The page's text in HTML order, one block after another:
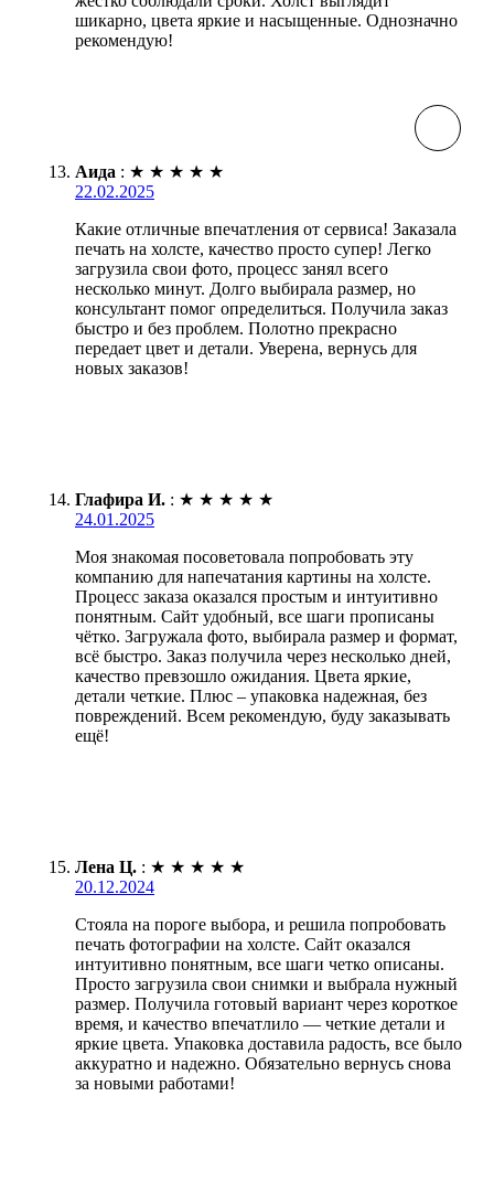
шикарно, цвета яркие и насыщенные. Однозначно
рекомендую!
Аида : ★ ★ ★ ★ ★
22.02.2025
Какие отличные впечатления от сервиса! Заказала
печать на холсте, качество просто супер! Легко
загрузила свои фото, процесс занял всего
несколько минут. Долго выбирала размер, но
консультант помог определиться. Получила заказ
быстро и без проблем. Полотно прекрасно
передает цвет и детали. Уверена, вернусь для
новых заказов!
Глафира И. : ★ ★ ★ ★ ★
24.01.2025
Моя знакомая посоветовала попробовать эту
компанию для напечатания картины на холсте.
Процесс заказа оказался простым и интуитивно
понятным. Сайт удобный, все шаги прописаны
чётко. Загружала фото, выбирала размер и формат,
всё быстро. Заказ получила через несколько дней,
качество превзошло ожидания. Цвета яркие,
детали четкие. Плюс – упаковка надежная, без
повреждений. Всем рекомендую, буду заказывать
ещё!
Лена Ц. : ★ ★ ★ ★ ★
20.12.2024
Стояла на пороге выбора, и решила попробовать
печать фотографии на холсте. Сайт оказался
интуитивно понятным, все шаги четко описаны.
Просто загрузила свои снимки и выбрала нужный
размер. Получила готовый вариант через короткое
время, и качество впечатлило — четкие детали и
яркие цвета. Упаковка доставила радость, все было
аккуратно и надежно. Обязательно вернусь снова
за новыми работами!